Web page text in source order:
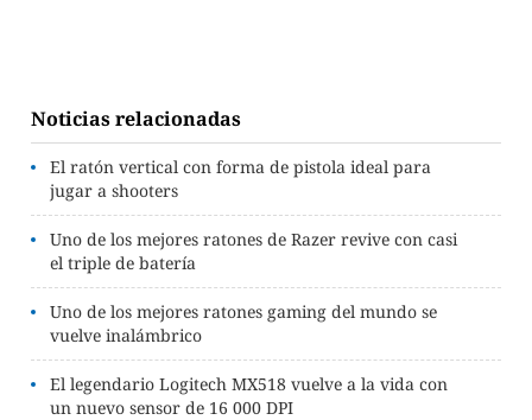
Noticias relacionadas
El ratón vertical con forma de pistola ideal para
jugar a shooters
Uno de los mejores ratones de Razer revive con casi
el triple de batería
Uno de los mejores ratones gaming del mundo se
vuelve inalámbrico
El legendario Logitech MX518 vuelve a la vida con
un nuevo sensor de 16 000 DPI